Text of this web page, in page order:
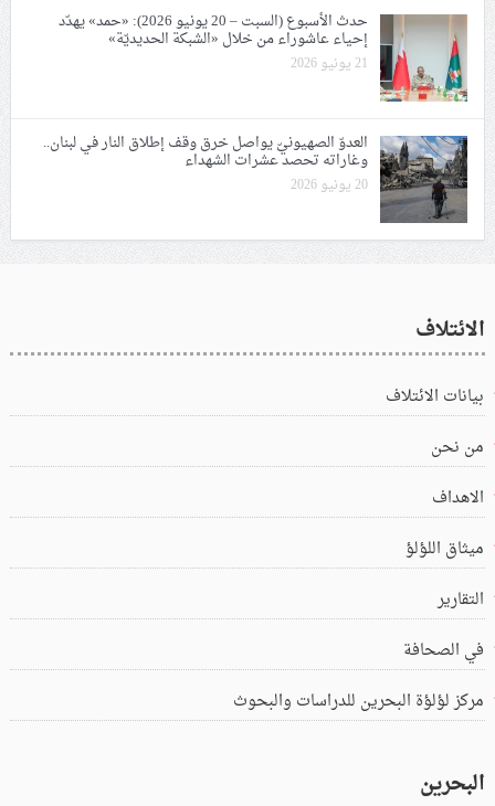
حدث الأسبوع (السبت – 20 يونيو 2026): «حمد» يهدّد
إحياء عاشوراء من خلال «الشبكة الحديديّة»
21 يونيو 2026
العدوّ الصهيونيّ يواصل خرق وقف إطلاق النار في لبنان..
وغاراته تحصد عشرات الشهداء
20 يونيو 2026
الائتلاف
بيانات الائتلاف
من نحن
الاهداف
ميثاق اللؤلؤ
التقارير
في الصحافة
مركز لؤلؤة البحرين للدراسات والبحوث
البحرين